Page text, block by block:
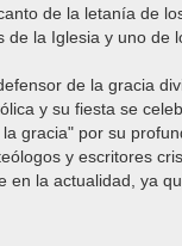
de la letanía de
de la Iglesia y uno de
de la gracia
y su fiesta se
gracia" por su
y escritores
en la actualidad, ya